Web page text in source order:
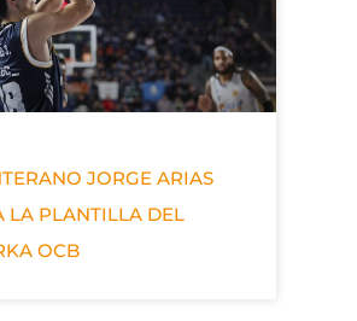
JORGE ARIAS
LA PLANTILLA DEL
OCB